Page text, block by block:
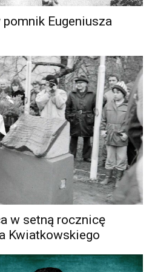
Eugeniusza
w setną rocznicę
Kwiatkowskiego